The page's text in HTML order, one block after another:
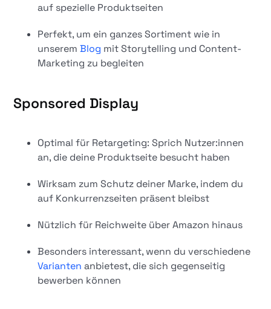
auf spezielle Produktseiten
Perfekt, um ein ganzes Sortiment wie in
unseremBlog mit Storytelling und Content-
Marketing zu begleiten
Sponsored Display
Optimal für Retargeting: Sprich Nutzer:innen
an, die deine Produktseite besucht haben
Wirksam zum Schutz deiner Marke, indem du
auf Konkurrenzseiten präsent bleibst
Nützlich für Reichweite über Amazon hinaus
Besonders interessant, wenn du verschiedene
Varianten anbietest, die sich gegenseitig
bewerben können